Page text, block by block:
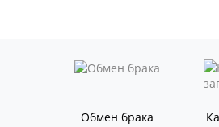
Обмен брака